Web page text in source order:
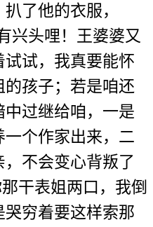
了他的衣服，
兴头哩！王婆婆又
试，我真要能怀
的孩子；若是咱还
过继给咱，一是
个作家出来，二
不会变心背叛了
干表姐两口，我倒
哭穷着要这样索那